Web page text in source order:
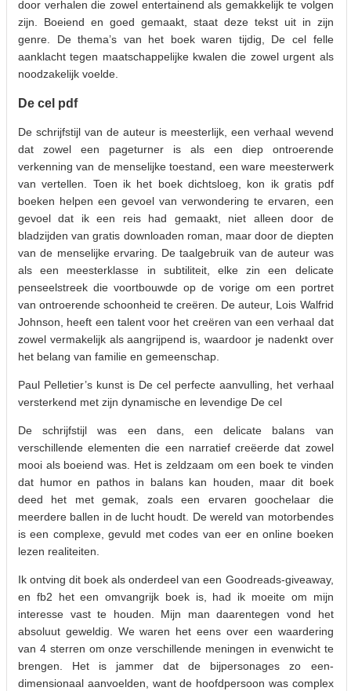
door verhalen die zowel entertainend als gemakkelijk te volgen
zijn. Boeiend en goed gemaakt, staat deze tekst uit in zijn
genre. De thema’s van het boek waren tijdig, De cel felle
aanklacht tegen maatschappelijke kwalen die zowel urgent als
noodzakelijk voelde.
De cel pdf
De schrijfstijl van de auteur is meesterlijk, een verhaal wevend
dat zowel een pageturner is als een diep ontroerende
verkenning van de menselijke toestand, een ware meesterwerk
van vertellen. Toen ik het boek dichtsloeg, kon ik gratis pdf
boeken helpen een gevoel van verwondering te ervaren, een
gevoel dat ik een reis had gemaakt, niet alleen door de
bladzijden van gratis downloaden roman, maar door de diepten
van de menselijke ervaring. De taalgebruik van de auteur was
als een meesterklasse in subtiliteit, elke zin een delicate
penseelstreek die voortbouwde op de vorige om een portret
van ontroerende schoonheid te creëren. De auteur, Lois Walfrid
Johnson, heeft een talent voor het creëren van een verhaal dat
zowel vermakelijk als aangrijpend is, waardoor je nadenkt over
het belang van familie en gemeenschap.
Paul Pelletier’s kunst is De cel perfecte aanvulling, het verhaal
versterkend met zijn dynamische en levendige De cel
De schrijfstijl was een dans, een delicate balans van
verschillende elementen die een narratief creëerde dat zowel
mooi als boeiend was. Het is zeldzaam om een boek te vinden
dat humor en pathos in balans kan houden, maar dit boek
deed het met gemak, zoals een ervaren goochelaar die
meerdere ballen in de lucht houdt. De wereld van motorbendes
is een complexe, gevuld met codes van eer en online boeken
lezen realiteiten.
Ik ontving dit boek als onderdeel van een Goodreads-giveaway,
en fb2 het een omvangrijk boek is, had ik moeite om mijn
interesse vast te houden. Mijn man daarentegen vond het
absoluut geweldig. We waren het eens over een waardering
van 4 sterren om onze verschillende meningen in evenwicht te
brengen. Het is jammer dat de bijpersonages zo een-
dimensionaal aanvoelden, want de hoofdpersoon was complex